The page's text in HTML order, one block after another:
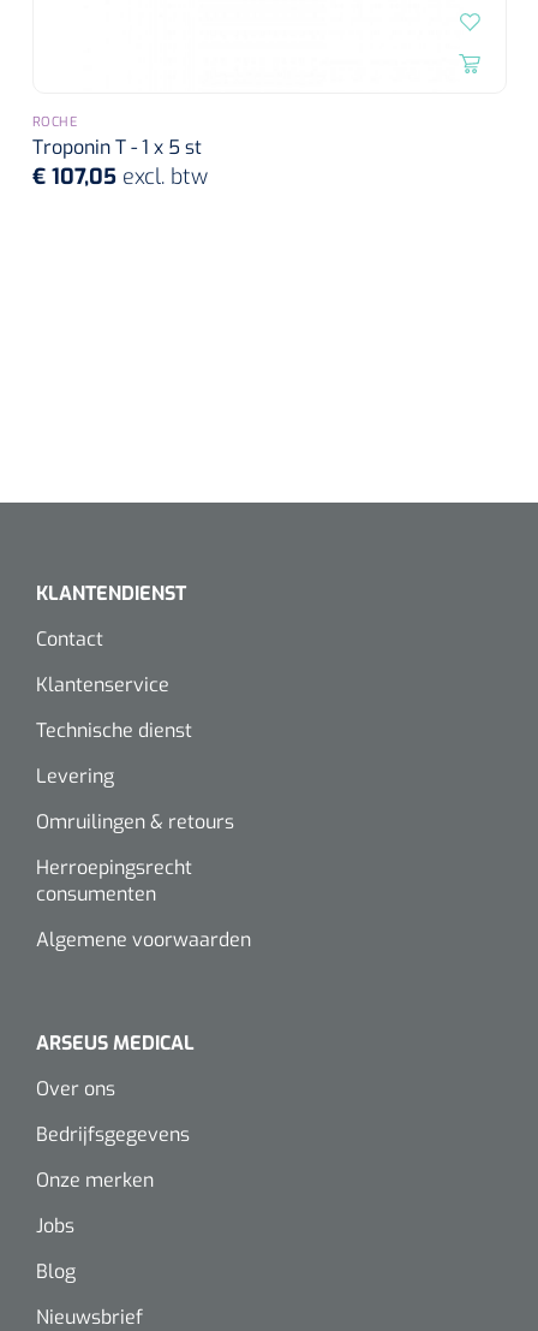
ROCHE
Troponin T - 1 x 5 st
€ 107,05 excl. btw
KLANTENDIENST
Contact
Klantenservice
Technische dienst
Levering
Omruilingen & retours
Herroepingsrecht
consumenten
Algemene voorwaarden
ARSEUS MEDICAL
Over ons
Bedrijfsgegevens
Onze merken
Jobs
Blog
Nieuwsbrief